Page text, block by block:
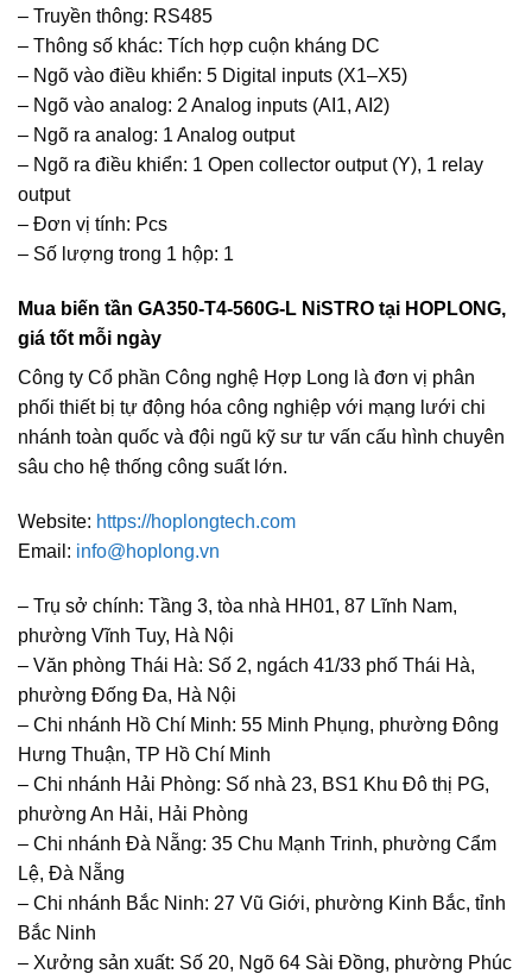
– Truyền thông: RS485
– Thông số khác: Tích hợp cuộn kháng DC
– Ngõ vào điều khiển: 5 Digital inputs (X1–X5)
– Ngõ vào analog: 2 Analog inputs (AI1, AI2)
– Ngõ ra analog: 1 Analog output
– Ngõ ra điều khiển: 1 Open collector output (Y), 1 relay
output
– Đơn vị tính: Pcs
– Số lượng trong 1 hộp: 1
Mua biến tần GA350-T4-560G-L NiSTRO tại HOPLONG,
giá tốt mỗi ngày
Công ty Cổ phần Công nghệ Hợp Long là đơn vị phân
phối thiết bị tự động hóa công nghiệp với mạng lưới chi
nhánh toàn quốc và đội ngũ kỹ sư tư vấn cấu hình chuyên
sâu cho hệ thống công suất lớn.
Website: https://hoplongtech.com
Email: info@hoplong.vn
– Trụ sở chính: Tầng 3, tòa nhà HH01, 87 Lĩnh Nam,
phường Vĩnh Tuy, Hà Nội
– Văn phòng Thái Hà: Số 2, ngách 41/33 phố Thái Hà,
phường Đống Đa, Hà Nội
– Chi nhánh Hồ Chí Minh: 55 Minh Phụng, phường Đông
Hưng Thuận, TP Hồ Chí Minh
– Chi nhánh Hải Phòng: Số nhà 23, BS1 Khu Đô thị PG,
phường An Hải, Hải Phòng
– Chi nhánh Đà Nẵng: 35 Chu Mạnh Trinh, phường Cẩm
Lệ, Đà Nẵng
– Chi nhánh Bắc Ninh: 27 Vũ Giới, phường Kinh Bắc, tỉnh
Bắc Ninh
– Xưởng sản xuất: Số 20, Ngõ 64 Sài Đồng, phường Phúc